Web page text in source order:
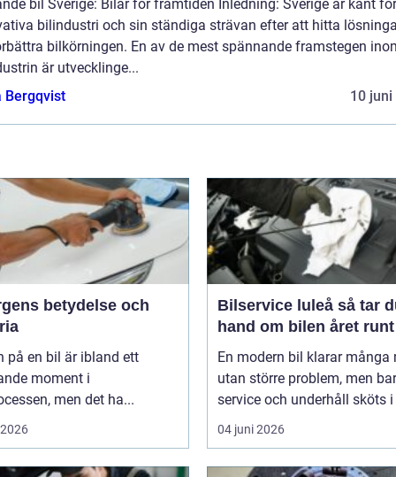
bil Sverige: Bilar för framtiden Inledning: Sverige är känt
bilindustri och sin ständiga strävan efter att hitta
bilkörningen. En av de mest spännande framstegen
är utvecklinge...
Bergqvist
10 juni
betydelse och
på en bil är ibland ett
moment i
men det ha...
Bilservice luleå så tar du
hand om bilen året runt
En modern bil klarar många
utan större problem, men
service och underhåll sköts i
04 juni 2026